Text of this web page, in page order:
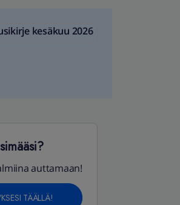
kesäkuu 2026
auttamaan!
TÄÄLLÄ!